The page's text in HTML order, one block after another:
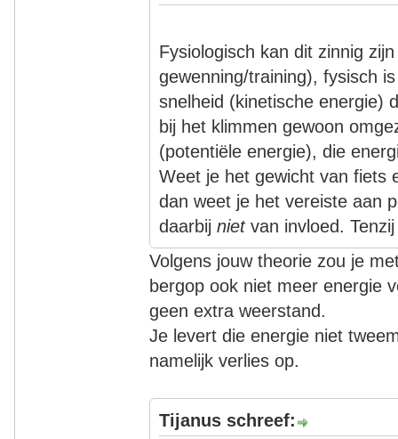
Fysiologisch kan dit zinnig
gewenning/training), fysisch
snelheid (kinetische energie)
bij het klimmen gewoon
(potentiële energie), die
Weet je het gewicht van fiets
dan weet je het vereiste aan
daarbijnietvan invloed.
Volgens jouw theorie zou je
bergop ook niet meer energie
geen extra weerstand.
Je levert die energie niet
namelijk verlies op.
Tijanus schreef: